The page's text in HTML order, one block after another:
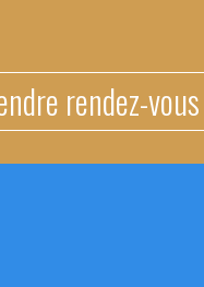
rendez-vous